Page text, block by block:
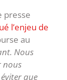
presse
l’enjeu de
au
Nous
nous
que